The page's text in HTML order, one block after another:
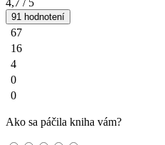
91 hodnotení
67
16
4
0
0
Ako sa páčila kniha vám?